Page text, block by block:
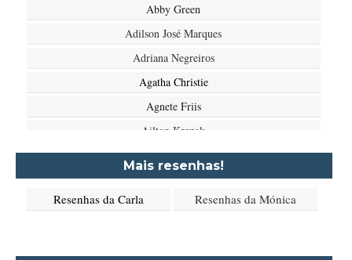
Abby Green
Adilson José Marques
Adriana Negreiros
Agatha Christie
Agnete Friis
Ailton Krenak
Aimée de Jongh
Aione Simões
Mais resenhas!
Resenhas da Carla Resenhas da Mónica